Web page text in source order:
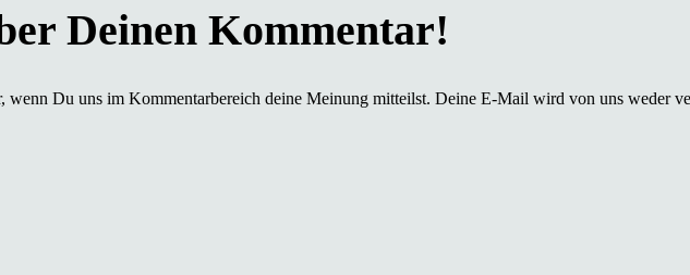
wenn Du uns im Kommentarbereich deine Meinung mitteilst. Deine E-Mail wird von uns weder